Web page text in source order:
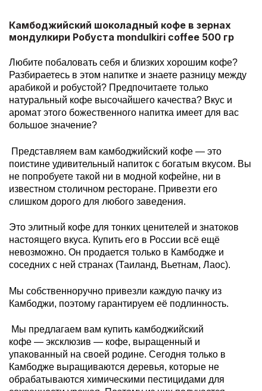
Камбоджийский шоколадный кофе в зернах
мондулкири Робуста mondulkiri coffee 500 гр
Любите побаловать себя и близких хорошим кофе?
Разбираетесь в этом напитке и знаете разницу между
арабикой и робустой? Предпочитаете только
натуральный кофе высочайшего качества? Вкус и
аромат этого божественного напитка имеет для вас
большое значение?
Представляем вам камбоджийский кофе — это
поистине удивительный напиток с богатым вкусом. Вы
не попробуете такой ни в модной кофейне, ни в
известном столичном ресторане. Привезти его
слишком дорого для любого заведения.
Это элитный кофе для тонких ценителей и знатоков
настоящего вкуса. Купить его в России всё ещё
невозможно. Он продается только в Камбодже и
соседних с ней странах (Таиланд, Вьетнам, Лаос).
Мы собственноручно привезли каждую пачку из
Камбоджи, поэтому гарантируем её подлинность.
Мы предлагаем вам купить камбоджийский
кофе — эксклюзив — кофе, выращенный и
упакованный на своей родине. Сегодня только в
Камбодже выращиваются деревья, которые не
обрабатываются химическими пестицидами для